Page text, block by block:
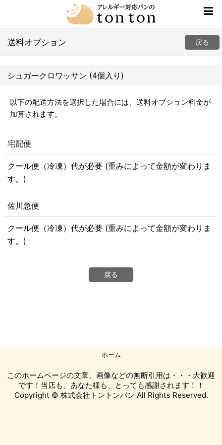
送料オプション 戻る
シュガークロワッサン (4個入り)
以下の配送方法を選択した場合には、送料オプション料金が
加算されます。
宅配便
クール便（冷凍）代が必要 (重みによって金額が変わりま
す。)
佐川急便
クール便（冷凍）代が必要 (重みによって金額が変わりま
す。)
戻る
ホーム
このホームページの文章、画像などの無断引用は・・・大歓迎
です！当店も、あなた様も、とっても感謝されます！！
Copyright © 株式会社トントンパン All Rights Reserved.